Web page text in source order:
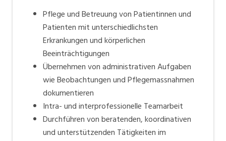
Aussendienst
Pflege und Betreuung von Patientinnen und
Patienten mit unterschiedlichsten
Erkrankungen und körperlichen
Beeinträchtigungen
Übernehmen von administrativen Aufgaben
wie Beobachtungen und Pflegemassnahmen
dokumentieren
Intra- und interprofessionelle Teamarbeit
Durchführen von beratenden, koordinativen
und unterstützenden Tätigkeiten im